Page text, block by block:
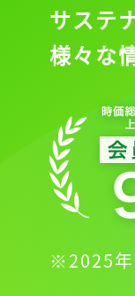
サステ
様々な
※2025年